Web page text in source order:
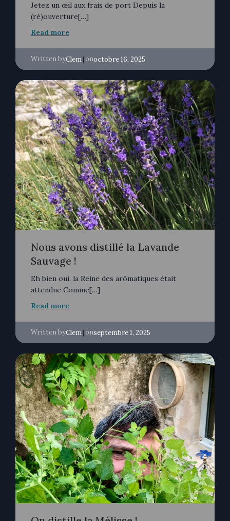
Jetez un œil aux frais de port Depuis la
(ré)ouverture[…]
Read more
Written byClem| onoctobre 16, 2025
Nous avons distillé la Lavande
Sauvage !
Eh bien oui, la Reine des arômatiques était
attendue Comme[…]
Read more
Written byClem| onseptembre 1, 2025